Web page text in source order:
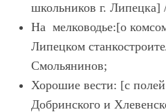
школьников г. Липецка]
На мелководье:[о
Липецком
Смольянинов;
Хорошие вести: [с
Добринского и